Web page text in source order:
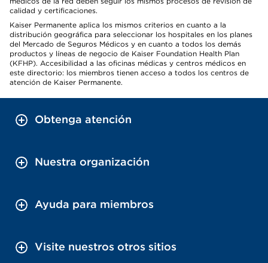
calidad y certificaciones.
Kaiser Permanente aplica los mismos criterios en cuanto a la
distribución geográfica para seleccionar los hospitales en los planes
del Mercado de Seguros Médicos y en cuanto a todos los demás
productos y líneas de negocio de Kaiser Foundation Health Plan
(KFHP). Accesibilidad a las oficinas médicas y centros médicos en
este directorio: los miembros tienen acceso a todos los centros de
atención de Kaiser Permanente.
Obtenga atención
Nuestra organización
Ayuda para miembros
Visite nuestros otros sitios